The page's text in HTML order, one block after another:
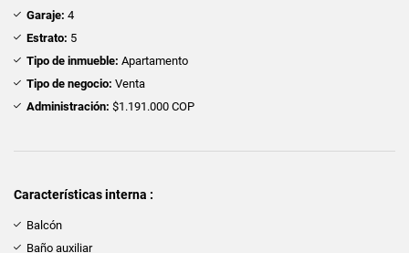
Garaje: 4
Estrato: 5
Tipo de inmueble: Apartamento
Tipo de negocio: Venta
Administración: $1.191.000 COP
Características interna :
Balcón
Baño auxiliar